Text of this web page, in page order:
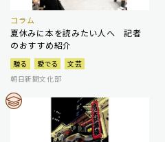
コラム
夏休みに本を読みたい人へ 記者
のおすすめ紹介
贈る 愛でる
文芸
朝日新聞文化部